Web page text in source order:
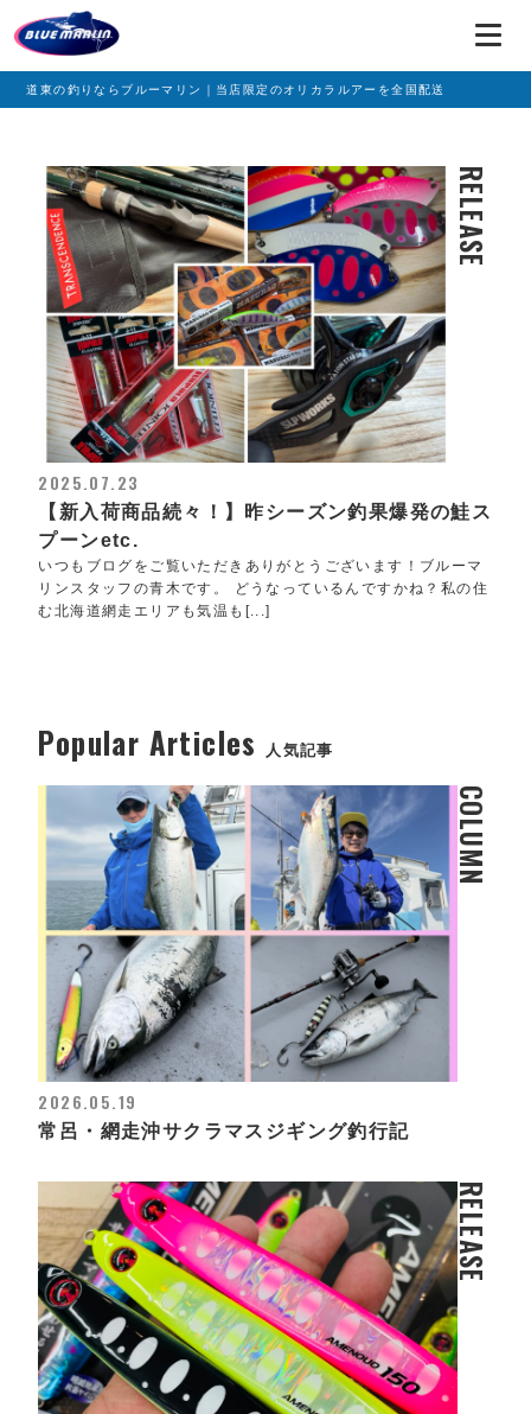
道東の釣りならブルーマリン｜当店限定のオリカラルアーを全国配送
RELEASE
2025.07.23
【新入荷商品続々！】昨シーズン釣果爆発の鮭ス
プーンetc.
いつもブログをご覧いただきありがとうございます！ブルーマ
リンスタッフの青木です。 どうなっているんですかね？私の住
む北海道網走エリアも気温も[...]
Popular Articles 人気記事
COLUMN
2026.05.19
常呂・網走沖サクラマスジギング釣行記
RELEASE